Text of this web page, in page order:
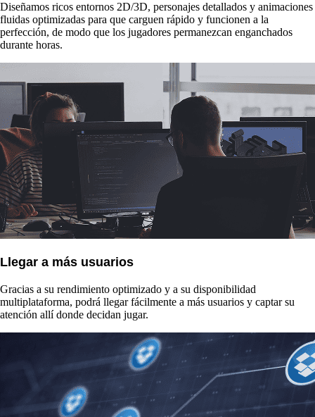
Diseñamos ricos entornos 2D/3D, personajes detallados y animaciones
fluidas optimizadas para que carguen rápido y funcionen a la
perfección, de modo que los jugadores permanezcan enganchados
durante horas.
Llegar a más usuarios
Gracias a su rendimiento optimizado y a su disponibilidad
multiplataforma, podrá llegar fácilmente a más usuarios y captar su
atención allí donde decidan jugar.